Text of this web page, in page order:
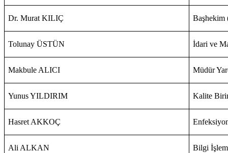
Dr. Murat KILIÇ Başhekim
Tolunay ÜSTÜN İdari ve
Makbule ALICI Müdür
Yunus YILDIRIM Kalite
Hasret AKKOÇ
Ali ALKAN Bilgi